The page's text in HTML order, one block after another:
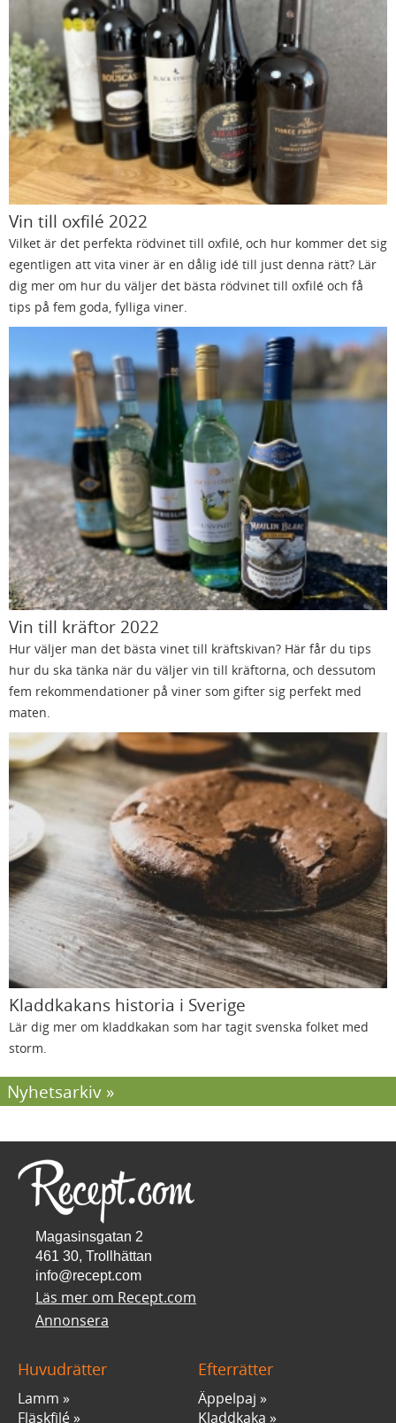
Vin till oxfilé 2022
Vilket är det perfekta rödvinet till oxfilé, och hur kommer det sig
egentligen att vita viner är en dålig idé till just denna rätt? Lär
dig mer om hur du väljer det bästa rödvinet till oxfilé och få
tips på fem goda, fylliga viner.
Vin till kräftor 2022
Hur väljer man det bästa vinet till kräftskivan? Här får du tips
hur du ska tänka när du väljer vin till kräftorna, och dessutom
fem rekommendationer på viner som gifter sig perfekt med
maten.
Kladdkakans historia i Sverige
Lär dig mer om kladdkakan som har tagit svenska folket med
storm.
Nyhetsarkiv
Magasinsgatan 2
461 30, Trollhättan
info@recept.com
Läs mer om Recept.com
Annonsera
Huvudrätter
Lamm
Fläskfilé
Efterrätter
Äppelpaj
Kladdkaka